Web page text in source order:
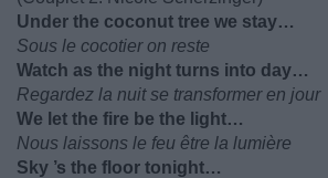
Under the coconut tree we stay…
Sous le cocotier on reste
Watch as the night turns into day…
Regardez la nuit se transformer en jour
We let the fire be the light…
Nous laissons le feu être la lumière
Sky ’s the floor tonight…